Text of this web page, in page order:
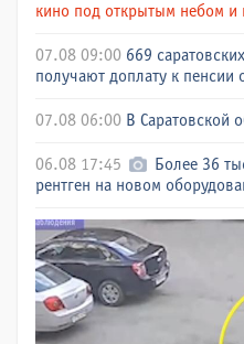
кино под открытым небом и
07.08 09:00 669
получают доплату к пенсии
07.08 06:00 В Саратовской
06.08 17:45
Более 36
рентген на новом